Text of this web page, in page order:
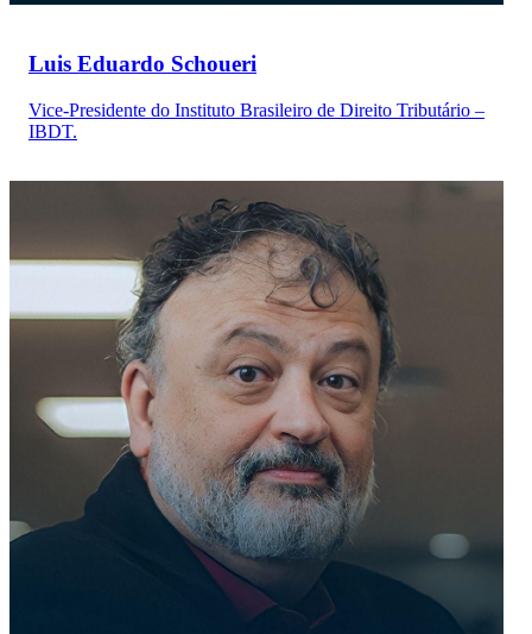
Luis Eduardo Schoueri
Vice-Presidente do Instituto Brasileiro de Direito Tributário –
IBDT.